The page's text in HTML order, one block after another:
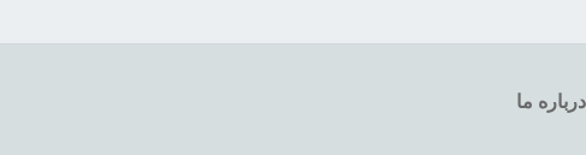
درباره ما